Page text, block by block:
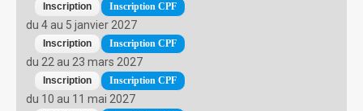
Inscription CPF
du 4 au 5 janvier 2027
Inscription CPF
du 22 au 23 mars 2027
Inscription CPF
du 10 au 11 mai 2027